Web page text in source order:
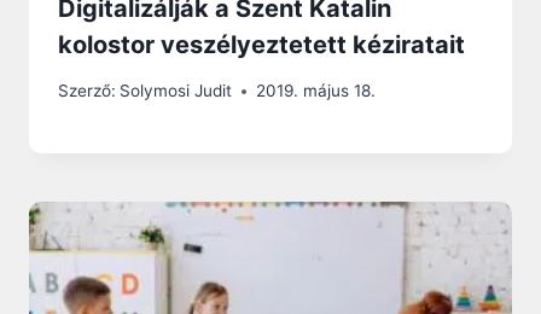
Digitalizálják a Szent Katalin
kolostor veszélyeztetett kéziratait
Szerző: Solymosi Judit 2019. május 18.